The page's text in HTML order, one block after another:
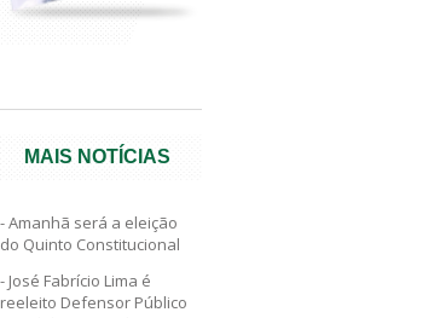
MAIS NOTÍCIAS
Amanhã será a eleição
do Quinto Constitucional
José Fabrício Lima é
reeleito Defensor Público